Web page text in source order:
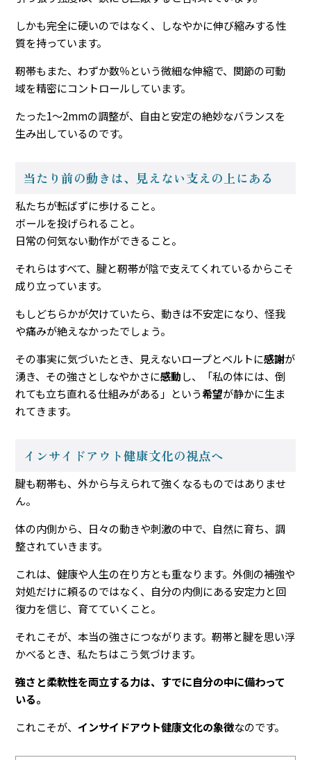
しかも完全に硬いのではなく、しなやかに伸び縮みする性
質を持っています。
靭帯もまた、わずか数％という微細な伸縮で、関節の可動
域を精密にコントロールしています。
たった1〜2mmの調整が、自由と安定の絶妙なバランスを
生み出しているのです。
当たり前の動きは、見えない支えの上にある
私たちが転ばずに歩けること。
ボールを投げられること。
日常の何気ない動作ができること。
それらはすべて、腱と靭帯が陰で支えてくれているからこそ
成り立っています。
もしどちらかが欠けていたら、動きは不安定になり、怪我
や痛みが絶えなかったでしょう。
その事実に気づいたとき、見えないロープとベルトに感謝が
湧き、その強さとしなやかさに感動し、「私の体には、倒
れても立ち直れる仕組みがある」という希望が静かに生ま
れてきます。
インサイドアウト健康文化の視点へ
腱も靭帯も、外から与えられて強くなるものではありませ
ん。
体の内側から、日々の動きや刺激の中で、自然に育ち、調
整されていきます。
これは、健康や人生の在り方とも重なります。外側の補強や
対処だけに頼るのではなく、自分の内側にある安定力と回
復力を信じ、育てていくこと。
それこそが、本当の強さにつながります。靭帯と腱を思い浮
かべるとき、私たちはこう気づけます。
強さと柔軟性を両立する力は、すでに自分の中に備わって
いる。
これこそが、 インサイドアウト健康文化の象徴なのです。